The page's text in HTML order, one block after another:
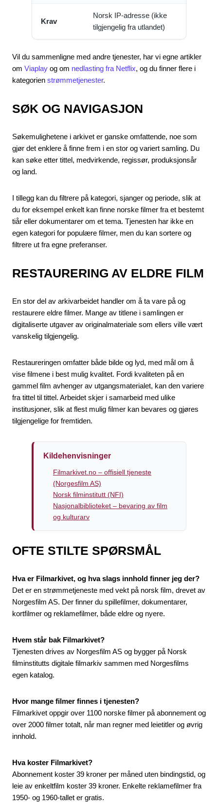
Krav
Norsk IP-adresse (ikke
tilgjengelig fra utlandet)
Vil du sammenligne med andre tjenester, har vi egne artikler
om Viaplay og om nedlasting fra Netflix, og du finner flere i
kategorien strømmetjenester.
SØK OG NAVIGASJON
Søkemulighetene i arkivet er ganske omfattende, noe som
gjør det enklere å finne frem i en stor og variert samling. Du
kan søke etter tittel, medvirkende, regissør, produksjonsår
og land.
I tillegg kan du filtrere på kategori, sjanger og periode, slik at
du for eksempel enkelt kan finne norske filmer fra et bestemt
tiår eller dokumentarer om et tema. Tjenesten har ikke en
egen kategori for populære filmer, men du kan sortere og
filtrere ut fra egne preferanser.
RESTAURERING AV ELDRE FILM
En stor del av arkivarbeidet handler om å ta vare på og
restaurere eldre filmer. Mange av titlene i samlingen er
digitaliserte utgaver av originalmateriale som ellers ville vært
vanskelig tilgjengelig.
Restaureringen omfatter både bilde og lyd, med mål om å
vise filmene i best mulig kvalitet. Fordi kvaliteten på en
gammel film avhenger av utgangsmaterialet, kan den variere
fra tittel til tittel. Arbeidet skjer i samarbeid med ulike
institusjoner, slik at flest mulig filmer kan bevares og gjøres
tilgjengelige for fremtiden.
Kildehenvisninger
Filmarkivet.no – offisiell tjeneste
(Norgesfilm AS)
Norsk filminstitutt (NFI)
Nasjonalbiblioteket – bevaring av film
og kulturarv
OFTE STILTE SPØRSMÅL
Hva er Filmarkivet, og hva slags innhold finner jeg der?
Det er en strømmetjeneste med vekt på norsk film, drevet av
Norgesfilm AS. Der finner du spillefilmer, dokumentarer,
kortfilmer og reklamefilmer, både eldre og nyere.
Hvem står bak Filmarkivet?
Tjenesten drives av Norgesfilm AS og bygger på Norsk
filminstitutts digitale filmarkiv sammen med Norgesfilms
egen katalog.
Hvor mange filmer finnes i tjenesten?
Filmarkivet oppgir over 1100 norske filmer på abonnement og
over 2000 filmer totalt, når man regner med leietitler og øvrig
innhold.
Hva koster Filmarkivet?
Abonnement koster 39 kroner per måned uten bindingstid, og
leie av enkeltfilm koster 39 kroner. Enkelte reklamefilmer fra
1950- og 1960-tallet er gratis.